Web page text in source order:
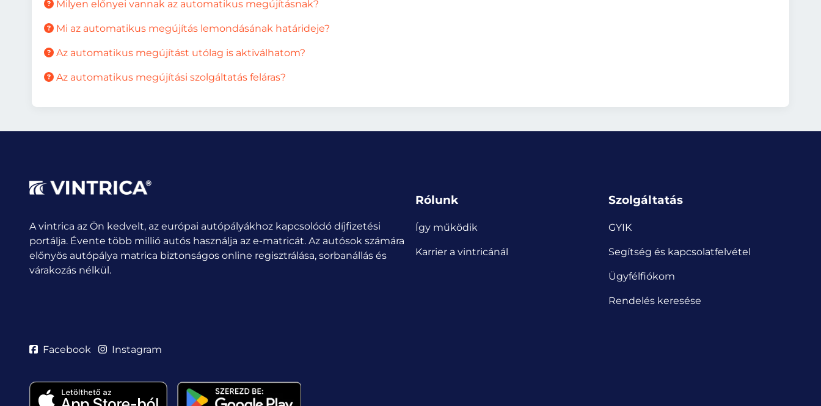
Milyen előnyei vannak az automatikus megújításnak?
Mi az automatikus megújítás lemondásának határideje?
Az automatikus megújítást utólag is aktiválhatom?
Az automatikus megújítási szolgáltatás feláras?
A vintrica az Ön kedvelt, az európai autópályákhoz kapcsolódó díjfizetési
portálja. Évente több millió autós használja az e-matricát. Az autósok számára
előnyös autópálya matrica biztonságos online regisztrálása, sorbanállás és
várakozás nélkül.
Rólunk
Így működik
Karrier a vintricánál
Szolgáltatás
GYIK
Segítség és kapcsolatfelvétel
Ügyfélfiókom
Rendelés keresése
Facebook Instagram